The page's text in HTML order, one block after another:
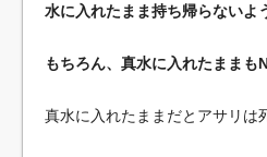
水に入れたまま持ち帰らないよ
もちろん、真水に入れたままも
真水に入れたままだとアサリは